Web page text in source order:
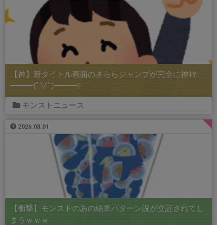
【神】新タイトル画面のきららジャンプが完全に神ｷﾀ
━━━(ﾟ∀ﾟ)━━━!!
モンストニュース
2026.08.01
【衝撃】モンストのあの結果パターン説が立証されてし
まうｗｗｗ